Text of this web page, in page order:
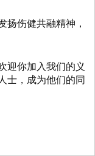
扬伤健共融精神，
迎你加入我们的义
士，成为他们的同